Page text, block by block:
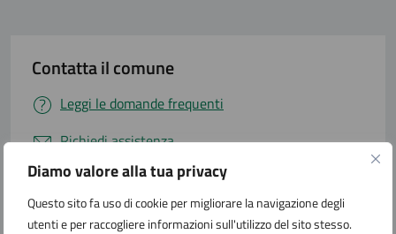
Diamo valore alla tua privacy
Questo sito fa uso di cookie per migliorare la navigazione degli
utenti e per raccogliere informazioni sull'utilizzo del sito stesso.
Contatta il comune
Leggi le domande frequenti
Richiedi assistenza
Numero verde
Prenota appuntamento